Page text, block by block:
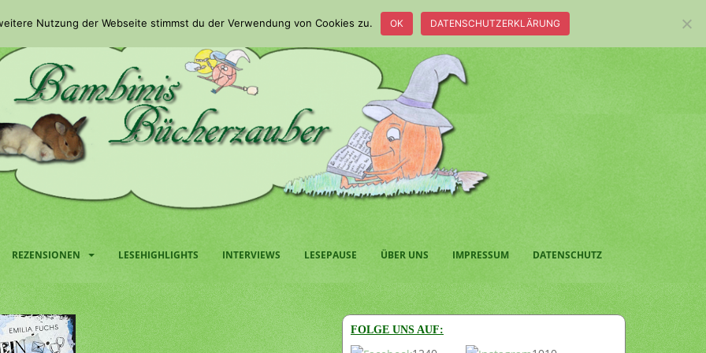
REZENSIONEN LESEHIGHLIGHTS INTERVIEWS LESEPAUSE ÜBER UNS IMPRESSUM DATENSCHUTZ
FOLGE UNS AUF:
Nutzung der Webseite stimmst du der Verwendung von Cookies zu. OK DATENSCHUTZERKLÄRUNG